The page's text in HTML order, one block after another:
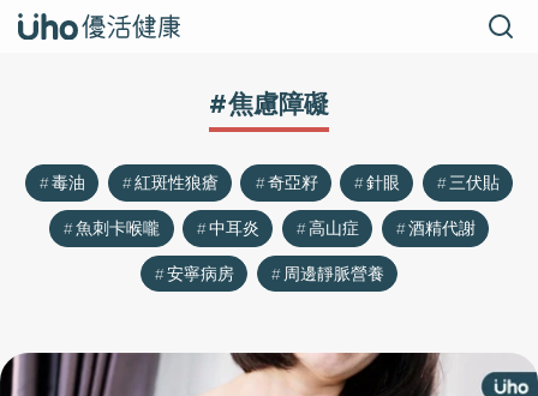
#焦慮障礙
毒油 紅斑性狼瘡 奇亞籽 針眼
三伏貼
魚刺卡喉嚨
中耳炎 高山症
酒精代謝
安寧病房
周邊靜脈營養